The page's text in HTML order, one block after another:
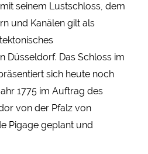
seinem Lustschloss, dem
und Kanälen gilt als
Düsseldorf. Das Schloss im
sich heute noch
1775 im Auftrag des
von der Pfalz von
Pigage geplant und